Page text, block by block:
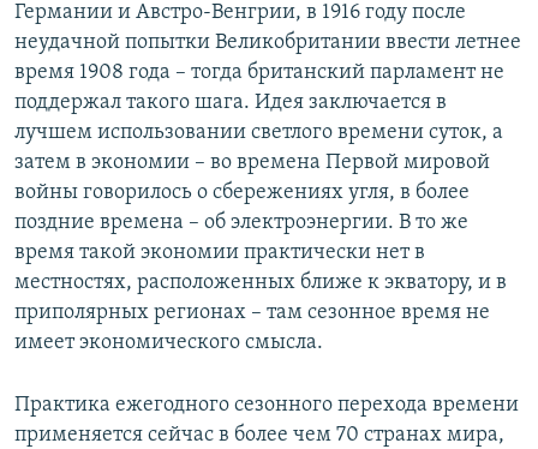
Германии и Австро-Венгрии, в 1916 году после
неудачной попытки Великобритании ввести летнее
время 1908 года – тогда британский парламент не
поддержал такого шага. Идея заключается в
лучшем использовании светлого времени суток, а
затем в экономии – во времена Первой мировой
войны говорилось о сбережениях угля, в более
поздние времена – об электроэнергии. В то же
время такой экономии практически нет в
местностях, расположенных ближе к экватору, и в
приполярных регионах – там сезонное время не
имеет экономического смысла.
Практика ежегодного сезонного перехода времени
применяется сейчас в более чем 70 странах мира,